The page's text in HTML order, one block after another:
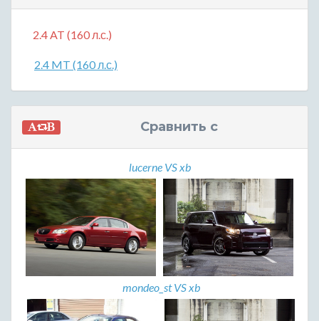
2.4 AT (160 л.с.)
2.4 MT (160 л.с.)
Сравнить с
lucerne VS xb
mondeo_st VS xb